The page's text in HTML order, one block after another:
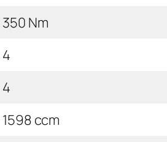
350 Nm
4
4
1598 ccm